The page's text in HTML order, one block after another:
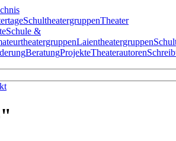
SchultheatergruppenTheater
Schule &
Laientheatergruppen
BeratungProjekteTheaterautoren